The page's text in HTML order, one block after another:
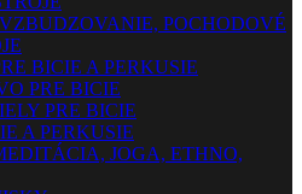
POCHODOVÉ
BICIE A PERKUSIE
PRE BICIE
PRE BICIE
A PERKUSIE
JOGA, ETHNO,